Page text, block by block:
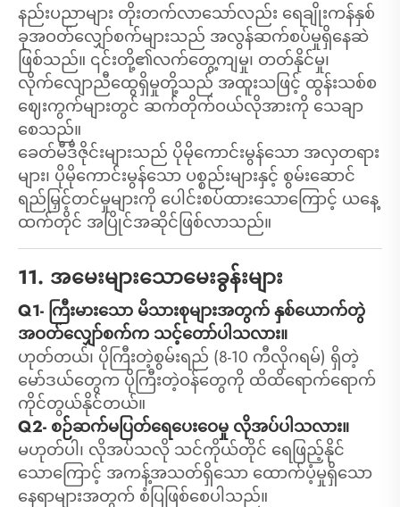
နည်းပညာများ တိုးတက်လာသော်လည်း ရေချိုးကန်နှစ်
ခုအဝတ်လျှော်စက်များသည် အလွန်ဆက်စပ်မှုရှိနေဆဲ
ဖြစ်သည်။ ၎င်းတို့၏လက်တွေ့ကျမှု၊ တတ်နိုင်မှု၊
လိုက်လျောညီထွေရှိမှုတို့သည် အထူးသဖြင့် ထွန်းသစ်စ
ဈေးကွက်များတွင် ဆက်တိုက်ဝယ်လိုအားကို သေချာ
စေသည်။
ခေတ်မီဒီဇိုင်းများသည် ပိုမိုကောင်းမွန်သော အလှတရား
များ၊ ပိုမိုကောင်းမွန်သော ပစ္စည်းများနှင့် စွမ်းဆောင်
ရည်မြှင့်တင်မှုများကို ပေါင်းစပ်ထားသောကြောင့် ယနေ့
ထက်တိုင် အပြိုင်အဆိုင်ဖြစ်လာသည်။
11. အမေးများသောမေးခွန်းများ
Q1- ကြီးမားသော မိသားစုများအတွက် နှစ်ယောက်တွဲ
အဝတ်လျှော်စက်က သင့်တော်ပါသလား။
ဟုတ်တယ်၊ ပိုကြီးတဲ့စွမ်းရည် (8-10 ကီလိုဂရမ်) ရှိတဲ့
မော်ဒယ်တွေက ပိုကြီးတဲ့ဝန်တွေကို ထိထိရောက်ရောက်
ကိုင်တွယ်နိုင်တယ်။
Q2- စဉ်ဆက်မပြတ်ရေပေးဝေမှု လိုအပ်ပါသလား။
မဟုတ်ပါ၊ လိုအပ်သလို သင်ကိုယ်တိုင် ရေဖြည့်နိုင်
သောကြောင့် အကန့်အသတ်ရှိသော ထောက်ပံ့မှုရှိသော
နေရာများအတွက် စံပြဖြစ်စေပါသည်။